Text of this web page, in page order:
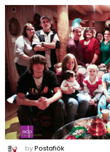
byPostafiók